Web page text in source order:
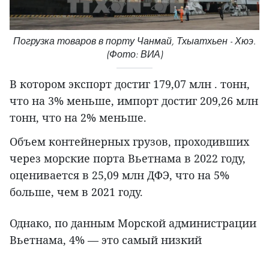
Погрузка товаров в порту Чанмай, Тхыатхьен - Хюэ.
(Фото: ВИА)
В котором экспорт достиг 179,07 млн . тонн,
что на 3% меньше, импорт достиг 209,26 млн
тонн, что на 2% меньше.
Объем контейнерных грузов, проходивших
через морские порта Вьетнама в 2022 году,
оценивается в 25,09 млн ДФЭ, что на 5%
больше, чем в 2021 году.
Однако, по данным Морской администрации
Вьетнама, 4% — это самый низкий